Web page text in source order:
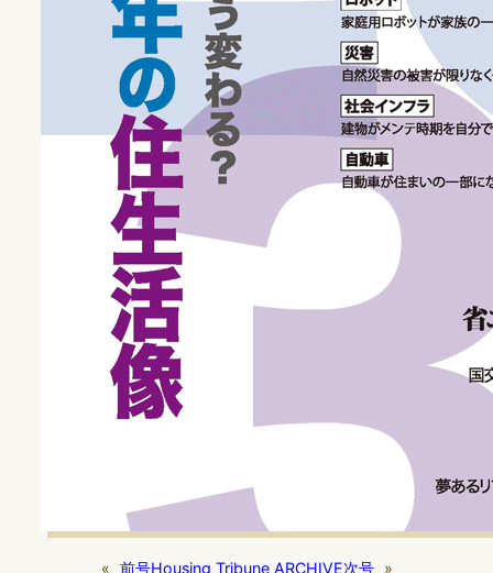
« 前号Housing Tribune ARCHIVE次号 »